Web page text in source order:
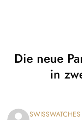
Die neue
in
SWISSWATCHES